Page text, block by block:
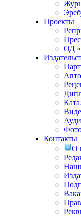
Проекты
ОД
Контакты
О